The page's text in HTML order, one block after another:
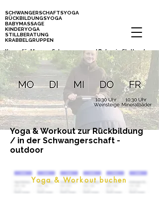
SCHWANGERSCHAFTSYOGA
RÜCKBILDUNGSYOGA
BABYMASSAGE
KINDERYOGA
STILLBERATUNG
KRABBELGRUPPEN
Kurse für Mamas, Schwangere und Babys in Stuttgart
Yoga & Workout zur Rückbildung
/ in der Schwangerschaft -
outdoor
Yoga & Workout buchen